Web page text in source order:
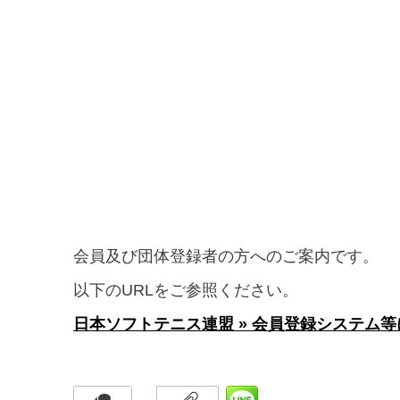
会員及び団体登録者の方へのご案内です。
以下のURLをご参照ください。
日本ソフトテニス連盟 » 会員登録システム